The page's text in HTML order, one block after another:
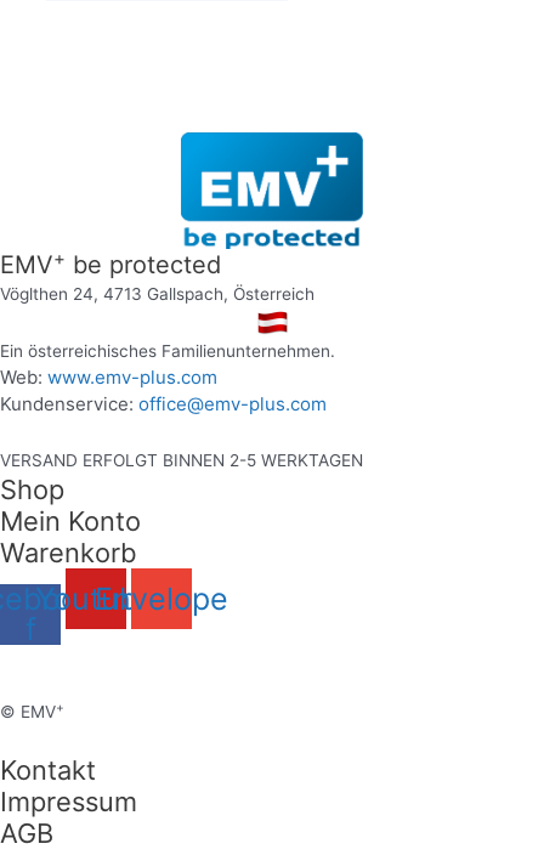
EMV+ be protected
Vöglthen 24, 4713 Gallspach, Österreich
Ein österreichisches Familienunternehmen.
Web: www.emv-plus.com
Kundenservice: office@emv-plus.com
VERSAND ERFOLGT BINNEN 2-5 WERKTAGEN
Shop
Mein Konto
Warenkorb
f
YoutubeEnvelope
© EMV+
Kontakt
Impressum
AGB